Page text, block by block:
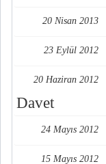
20 Nisan 2013
23 Eylül 2012
20 Haziran 2012
Davet
24 Mayıs 2012
15 Mayıs 2012